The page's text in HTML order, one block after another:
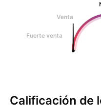
Venta
Fuerte venta
Calificación de